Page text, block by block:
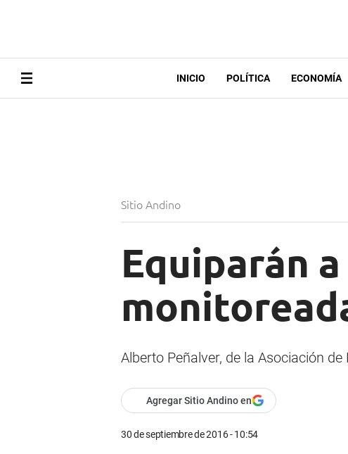
INICIO POLÍTICA ECONOMÍA
Sitio Andino
Equiparán
Alberto Peñalver, de la Asociación
Agregar Sitio Andino en
30 de septiembre de 2016 - 10:54